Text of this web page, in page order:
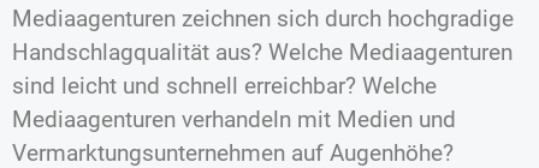
Mediaagenturen zeichnen sich durch hochgradige
Handschlagqualität aus? Welche Mediaagenturen
sind leicht und schnell erreichbar? Welche
Mediaagenturen verhandeln mit Medien und
Vermarktungsunternehmen auf Augenhöhe?